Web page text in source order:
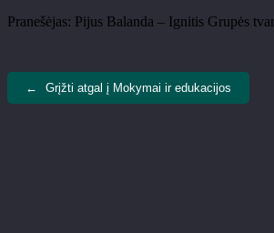
Pranešėjas: Pijus Balanda – Ignitis Grupės
← Grįžti atgal į Mokymai ir edukacijos